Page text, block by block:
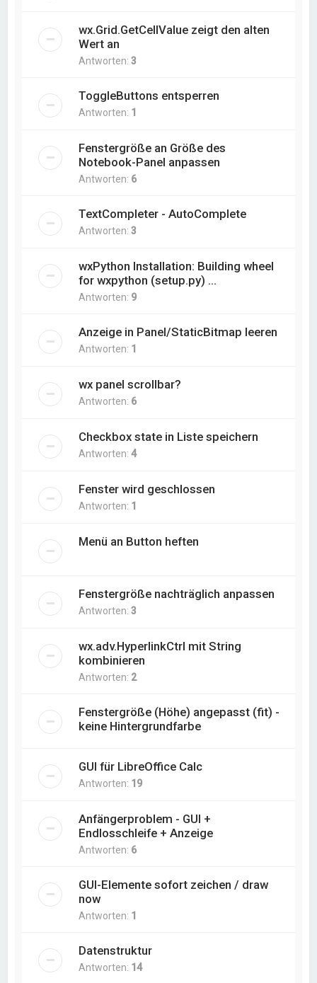
wx.Grid.GetCellValue zeigt den alten
Wert an
Antworten:3
ToggleButtons entsperren
Antworten: 1
Fenstergröße an Größe des
Notebook-Panel anpassen
Antworten: 6
TextCompleter - AutoComplete
Antworten:3
wxPython Installation: Building wheel
for wxpython (setup.py) ...
Antworten: 9
Anzeige in Panel/StaticBitmap leeren
Antworten: 1
wx panel scrollbar?
Antworten: 6
Checkbox state in Liste speichern
Antworten:4
Fenster wird geschlossen
Antworten: 1
Menü an Button heften
Fenstergröße nachträglich anpassen
Antworten:3
wx.adv.HyperlinkCtrl mit String
kombinieren
Antworten: 2
Fenstergröße (Höhe) angepasst (fit) -
keine Hintergrundfarbe
GUI für LibreOffice Calc
Antworten: 19
Anfängerproblem - GUI +
Endlosschleife + Anzeige
Antworten: 6
GUI-Elemente sofort zeichen / draw
now
Antworten: 1
Datenstruktur
Antworten: 14